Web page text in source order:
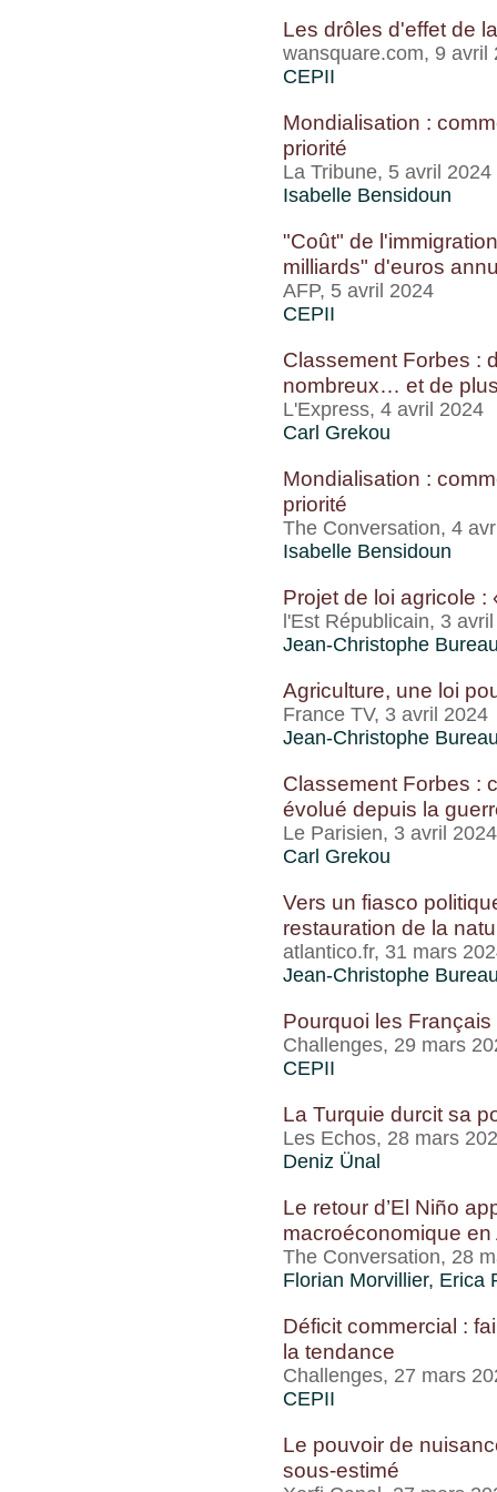
Les drôles d'effet de
wansquare.com, 9 avril
CEPII
Mondialisation :
priorité
La Tribune, 5 avril 2024
Isabelle Bensidoun
"Coût" de
milliards" d'euros
AFP, 5 avril 2024
CEPII
Classement Forbes :
nombreux… et de
L'Express, 4 avril 2024
Carl Grekou
Mondialisation :
priorité
The Conversation, 4
Isabelle Bensidoun
Projet de loi agricole
l'Est Républicain, 3
Jean-Christophe
Agriculture, une loi
France TV, 3 avril 2024
Jean-Christophe
Classement Forbes :
évolué depuis la
Le Parisien, 3 avril 2024
Carl Grekou
Vers un fiasco
restauration de la
atlantico.fr, 31 mars
Jean-Christophe
Pourquoi les Français
Challenges, 29 mars
CEPII
La Turquie durcit sa
Les Echos, 28 mars
Deniz Ünal
Le retour d’El Niño
macroéconomique
The Conversation, 28
Florian Morvillier, Erica
Déficit commercial :
la tendance
Challenges, 27 mars
CEPII
Le pouvoir de
sous-estimé